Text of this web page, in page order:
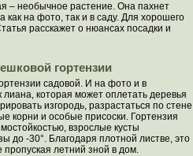
– необычное растение. Она пахнет
как на фото, так и в саду. Для хорошего
расскажет о нюансах посадки и
гортензии
садовой. И на фото и в
лиана, которая может оплетать деревья
изгородь, разрастаться по стене
корни и особые присоски. Гортензия
взрослые кусты
до -30°. Благодаря плотной листве, это
летний зной в дом.